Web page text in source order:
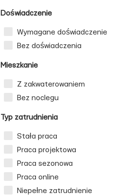
Doświadczenie
Wymagane doświadczenie
Bez doświadczenia
Mieszkanie
Z zakwaterowaniem
Bez noclegu
Typ zatrudnienia
Stała praca
Praca projektowa
Praca sezonowa
Praca online
Niepełne zatrudnienie